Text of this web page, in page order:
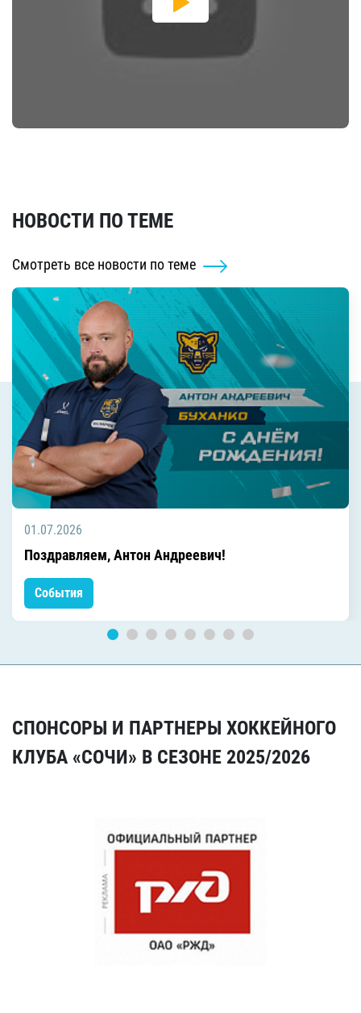
НОВОСТИ ПО ТЕМЕ
Смотреть все новости по теме
01.07.2026
Поздравляем, Антон Андреевич!
События
СПОНСОРЫ И ПАРТНЕРЫ ХОККЕЙНОГО
КЛУБА «СОЧИ» В СЕЗОНЕ 2025/2026